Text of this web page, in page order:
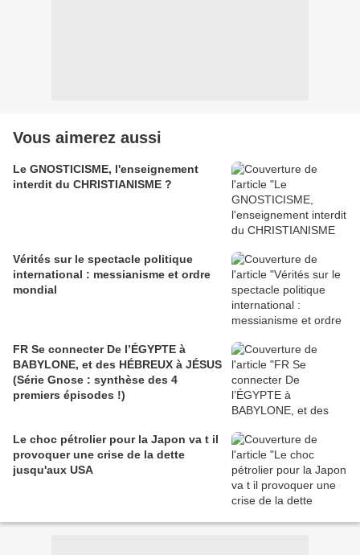
Vous aimerez aussi
Le GNOSTICISME, l'enseignement
interdit du CHRISTIANISME ?
Vérités sur le spectacle politique
international : messianisme et ordre
mondial
FR Se connecter De l’ÉGYPTE à
BABYLONE, et des HÉBREUX à JÉSUS
(Série Gnose : synthèse des 4
premiers épisodes !)
Le choc pétrolier pour la Japon va t il
provoquer une crise de la dette
jusqu'aux USA